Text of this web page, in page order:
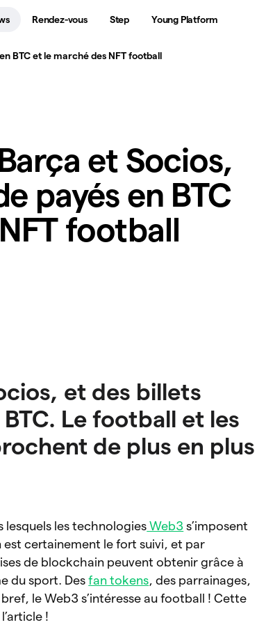
Rendez-vous Step Young Platform
BTC et le marché des NFT football
et Socios,
payés en BTC
football
et des billets
Le football et les
de plus en plus
lesquels les technologies Web3 s’imposent
est certainement le fort suivi, et par
de blockchain peuvent obtenir grâce à
du sport. Desfan tokens, des parrainages,
bref, le Web3 s’intéresse au football ! Cette
!